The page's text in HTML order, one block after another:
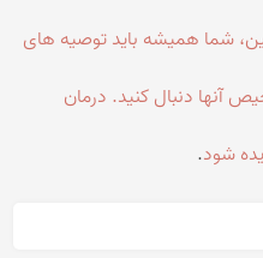
شما همیشه باید توصیه های
آنها دنبال کنید. درمان
شود.